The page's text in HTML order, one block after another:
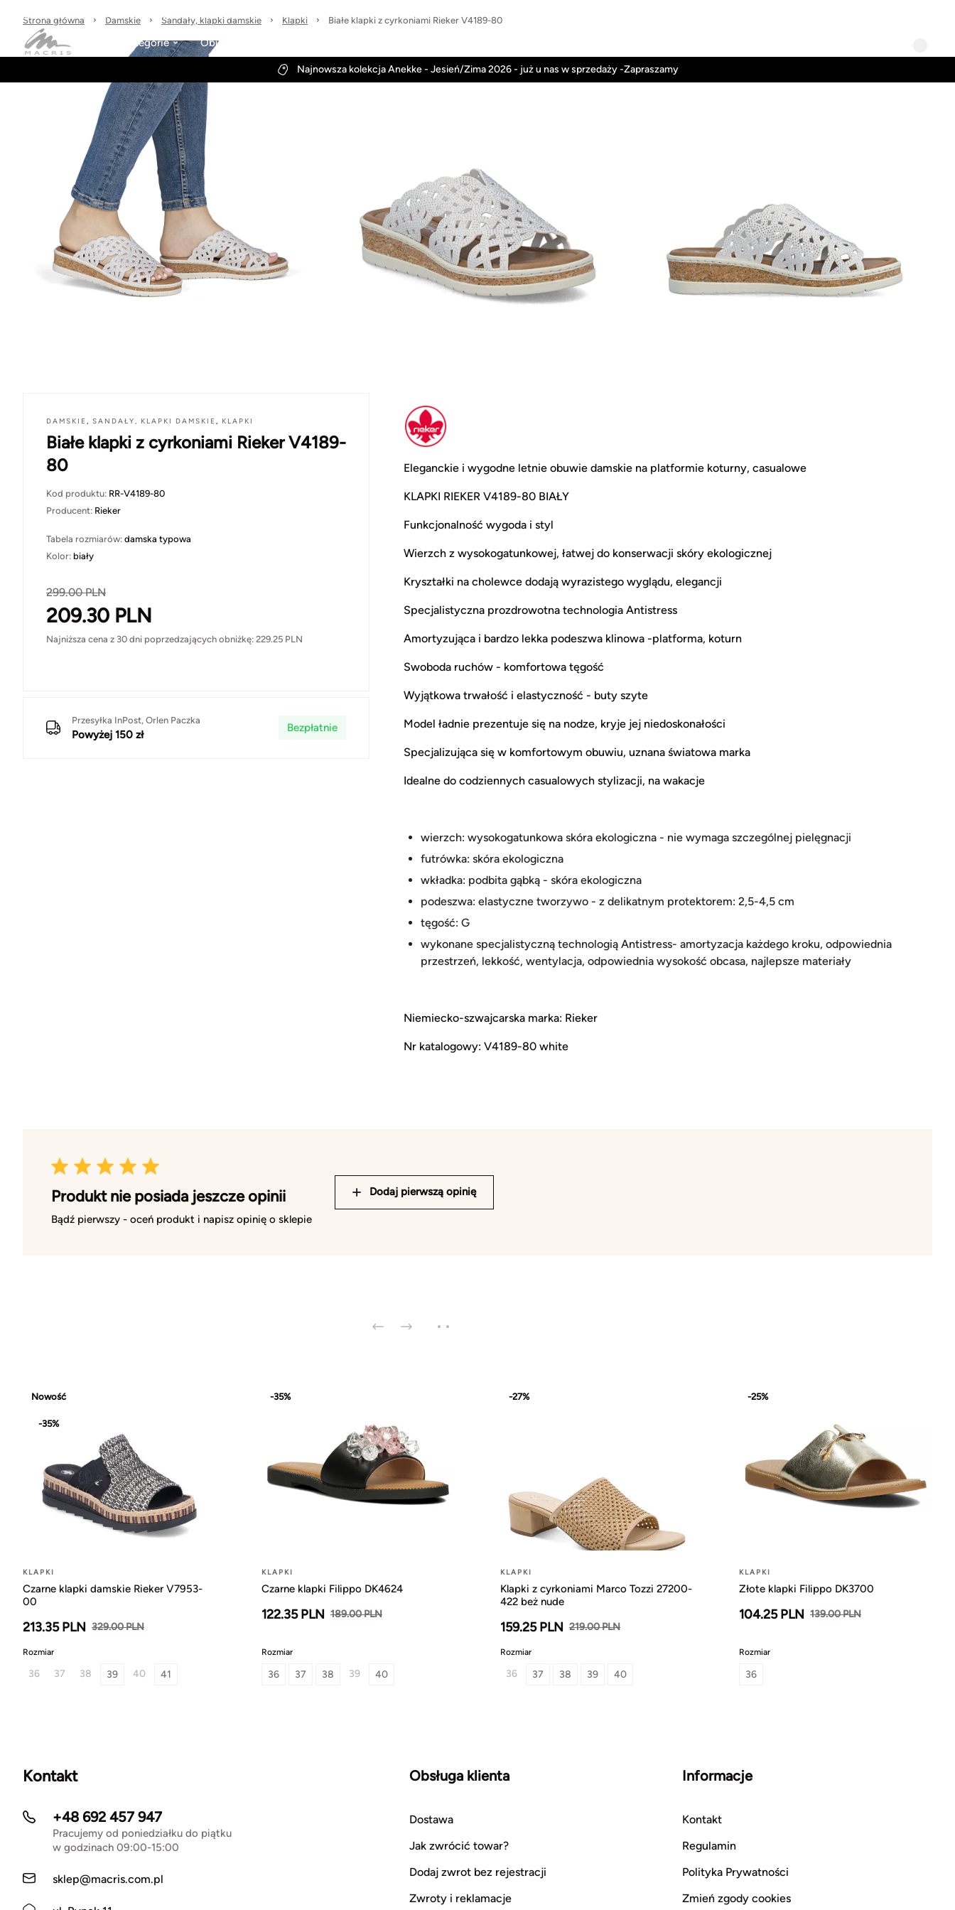
30 dni na zwrot Wysyłka w 24h
Kategorie Obuwie-Wiosna26
Najnowsza kolekcja Anekke - Jesień/Zima 2026 - już u nas w sprzedaży -Zapraszamy
Strona główna Damskie Sandały, klapki damskie Klapki Białe klapki z cyrkoniami Rieker V4189-80
DAMSKIE , SANDAŁY, KLAPKI DAMSKIE , KLAPKI
Białe klapki z cyrkoniami Rieker V4189-
80
Kod produktu: RR-V4189-80
Producent: Rieker
Tabela rozmiarów: damska typowa
Kolor: biały
299.00PLN
209.30 PLN
Najniższa cena z 30 dni poprzedzających obniżkę: 229.25 PLN
Przesyłka InPost, Orlen Paczka
Powyżej 150 zł
Bezpłatnie
Eleganckie i wygodne letnie obuwie damskie na platformie koturny, casualowe
KLAPKI RIEKER V4189-80 BIAŁY
Funkcjonalność wygoda i styl
Wierzch z wysokogatunkowej, łatwej do konserwacji skóry ekologicznej
Kryształki na cholewce dodają wyrazistego wyglądu, elegancji
Specjalistyczna prozdrowotna technologia Antistress
Amortyzująca i bardzo lekka podeszwa klinowa -platforma, koturn
Swoboda ruchów - komfortowa tęgość
Wyjątkowa trwałość i elastyczność - buty szyte
Model ładnie prezentuje się na nodze, kryje jej niedoskonałości
Specjalizująca się w komfortowym obuwiu, uznana światowa marka
Idealne do codziennych casualowych stylizacji, na wakacje
wierzch: wysokogatunkowa skóra ekologiczna - nie wymaga szczególnej pielęgnacji
futrówka: skóra ekologiczna
wkładka: podbita gąbką - skóra ekologiczna
podeszwa: elastyczne tworzywo - z delikatnym protektorem: 2,5-4,5 cm
tęgość: G
wykonane specjalistyczną technologią Antistress- amortyzacja każdego kroku, odpowiednia
przestrzeń, lekkość, wentylacja, odpowiednia wysokość obcasa, najlepsze materiały
Niemiecko-szwajcarska marka: Rieker
Nr katalogowy: V4189-80 white
Produkt nie posiada jeszcze opinii
Bądź pierwszy - oceń produkt i napisz opinię o sklepie
Dodaj pierwszą opinię
Nowość
-35%
KLAPKI
Czarne klapki damskie Rieker V7953-
00
213.35 PLN 329.00 PLN
Rozmiar
36 37 38 39 40 41
-35%
KLAPKI
Czarne klapki Filippo DK4624
122.35 PLN 189.00 PLN
Rozmiar
36 37 38 39 40
-27%
KLAPKI
Klapki z cyrkoniami Marco Tozzi 27200-
422 beż nude
159.25 PLN 219.00 PLN
Rozmiar
36 37 38 39 40
-25%
KLAPKI
Złote klapki Filippo DK3700
104.25 PLN 139.00 PLN
Rozmiar
36
Kontakt
+48 692 457 947
Pracujemy od poniedziałku do piątku
w godzinach 09:00-15:00
sklep@macris.com.pl
Obsługa klienta
Dostawa
Jak zwrócić towar?
Dodaj zwrot bez rejestracji
Zwroty i reklamacje
Informacje
Kontakt
Regulamin
Polityka Prywatności
Zmień zgody cookies